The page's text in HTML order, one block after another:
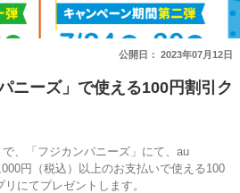
公開日： 2023年07月12日
ニーズ」で使える100円割引ク
、「フジカンパニーズ」にて、au
円（税込）以上のお支払いで使える100
にてプレゼントします。